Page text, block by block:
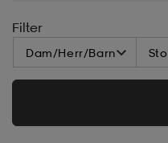
Badkläder
Filter
Dam/Herr/Barn